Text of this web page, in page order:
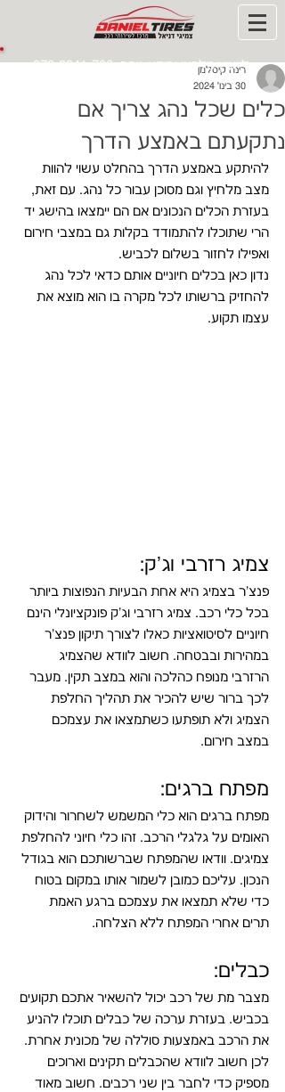
כלים שכל נהג צריך אם
נתקעתם באמצע הדרך
רינה קיסלמן
30 בינו׳ 2024
להיתקע באמצע הדרך בהחלט עשוי להוות
מצב מלחיץ וגם מסוכן עבור כל נהג. עם זאת,
בעזרת הכלים הנכונים אם הם יימצאו בהישג יד
הרי שתוכלו להתמודד בקלות גם במצבי חירום
ואפילו לחזור בשלום לכביש.
נדון כאן בכלים חיוניים אותם כדאי לכל נהג
להחזיק ברשותו לכל מקרה בו הוא מוצא את
עצמו תקוע.
צמיג רזרבי וג'ק:
פנצ'ר בצמיג היא אחת הבעיות הנפוצות ביותר
בכל כלי רכב. צמיג רזרבי וג'ק פונקציונלי הינם
חיוניים לסיטואציות כאלו לצורך תיקון פנצ'ר
במהירות ובבטחה. חשוב לוודא שהצמיג
הרזרבי מנופח כהלכה והוא במצב תקין. מעבר
לכך ברור שיש להכיר את תהליך החלפת
הצמיג ולא תופתעו כשתמצאו את עצמכם
במצב חירום.
מפתח ברגים:
מפתח ברגים הוא כלי המשמש לשחרור והידוק
האומים על גלגלי הרכב. זהו כלי חיוני להחלפת
צמיגים. וודאו שהמפתח שברשותכם הוא בגודל
הנכון. עליכם כמובן לשמור אותו במקום בטוח
כדי שלא תמצאו את עצמכם ברגע האמת
תרים אחרי המפתח ללא הצלחה.
כבלים:
מצבר מת של רכב יכול להשאיר אתכם תקועים
בכביש. בעזרת ערכה של כבלים תוכלו להניע
את הרכב באמצעות סוללה של מכונית אחרת.
לכן חשוב לוודא שהכבלים תקינים וארוכים
מספיק כדי לחבר בין שני רכבים. חשוב מאוד
לייעוץ טלפוני ומידע נוסף:072-3941-706